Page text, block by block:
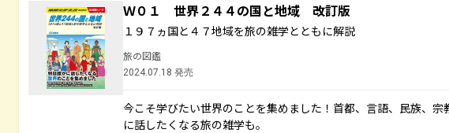
Ｗ０１ 世界２４４の国と地域 改訂版
１９７ヵ国と４７地域を旅の雑学とともに解説
旅の図鑑
2024.07.18 発売
今こそ学びたい世界のことを集めました！首都、言語、民族、宗
に話したくなる旅の雑学も。